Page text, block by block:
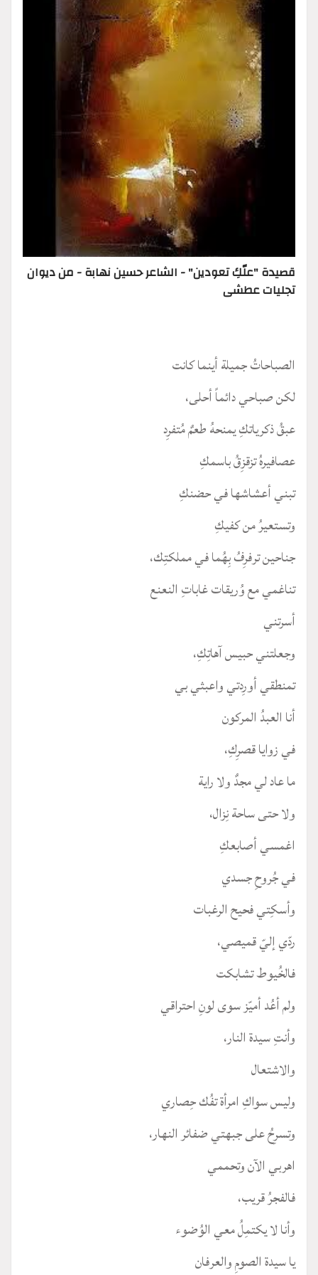
قصيدة "علّكِ تعودين" - الشاعر حسين نهابة - من ديوان
تجليات عطشى
الصباحاتُ جميلة أينما كانت
لكن صباحي دائماً أحلى،
عبقُ ذكرياتكِ يمنحهُ طعمٌ مُتفرِد
عصافيرهُ تزقزِقُ باسمكِ
تبني أعشاشها في حضنكِ
وتستعيرُ من كفيكِ
جناحين ترفرِفُ بِهُما في مملكتِك،
تناغمي مع وُريقات غاباتِ النعنع
أسرتني
وجعلتني حبيس آهاتِكِ،
تمنطقي أورِدتي واعبثي بي
أنا العبدُ المركون
في زوايا قصرِكِ،
ما عاد لي مجدٌ ولا راية
ولا حتى ساحة نِزال،
اغمسي أصابعكِ
في جُروحِ جسدي
وأسكِتي فحيح الرغبات
ردّي إليّ قميصي،
فالخُيوط تشابكت
ولم أعُد أميّز سوى لونِ احتراقي
وأنتِ سيدة النار،
والاشتعال
وليس سواكِ امرأة تفُك حِصاري
وتسرِحُ على جبهتي ضفائر النهار،
اهربي الآن وتحممي
فالفجرُ قريب،
وأنا لا يكتمِلُ معي الوُضوء
يا سيدة الصومِ والعرفان